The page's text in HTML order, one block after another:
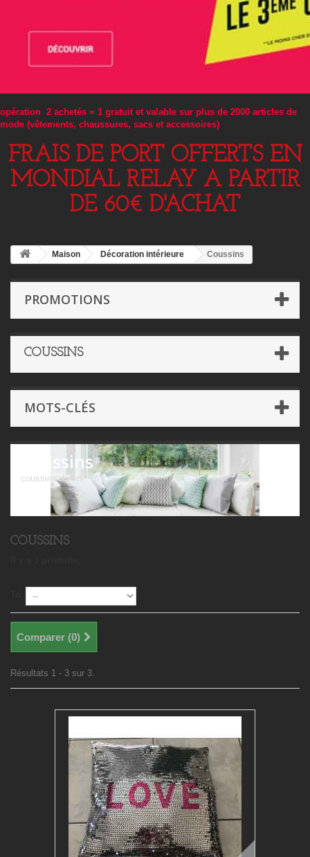
opération 2 achetés = 1 gratuit et valable sur plus de 2000 articles de
mode (vêtements, chaussures, sacs et accessoires)
FRAIS DE PORT OFFERTS EN
MONDIAL RELAY A PARTIR
DE 60€ D'ACHAT
Maison Décoration intérieure Coussins
PROMOTIONS
COUSSINS
MOTS-CLÉS
Coussins
coussins divers
COUSSINS
Comparer (0)
Résultats 1 - 3 sur 3.